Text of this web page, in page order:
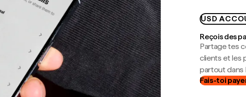
USD
Reçois des
Partage tes
clients et les
partout dans
Fais-toi